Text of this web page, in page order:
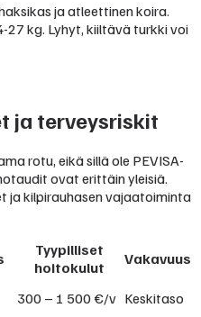
ja atleettinen koira.
27 kg. Lyhyt, kiiltävä turkki voi
ja terveysriskit
rotu, eikä sillä ole PEVISA-
ovat erittäin yleisiä.
ja kilpirauhasen vajaatoiminta
Tyypilliset
hoitokulut
Vakavuus
300 – 1 500 €/v Keskitaso